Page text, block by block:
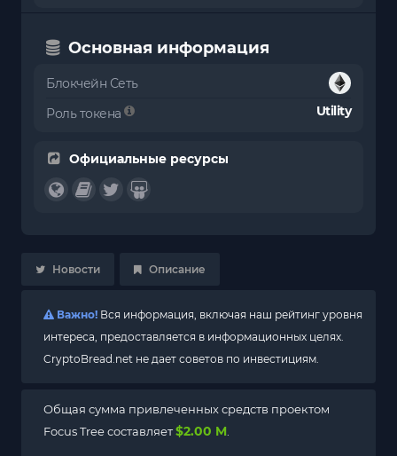
Основная информация
Блокчейн Сеть
Роль токена
Utility
Официальные ресурсы
Новости Описание
Важно! Вся информация, включая наш рейтинг уровня
интереса, предоставляется в информационных целях.
CryptoBread.net не дает советов по инвестициям.
Общая сумма привлеченных средств проектом
Focus Tree составляет$2.00 M.